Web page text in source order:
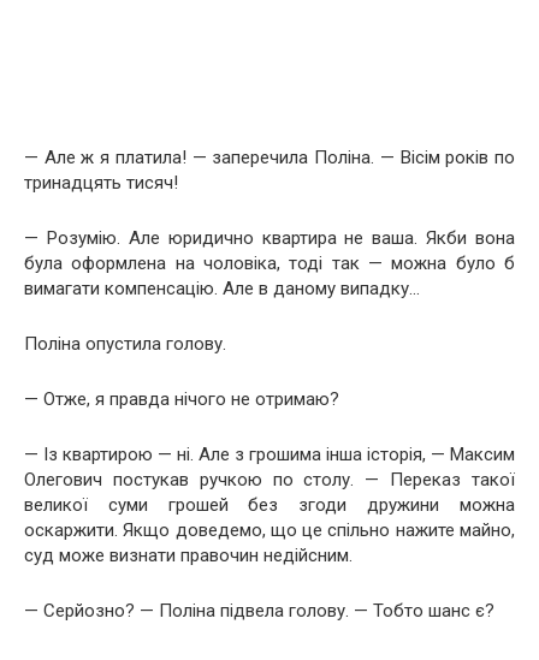
— Але ж я платила! — заперечила Поліна. — Вісім років по
тринадцять тисяч!
— Розумію. Але юридично квартира не ваша. Якби вона
була оформлена на чоловіка, тоді так — можна було б
вимагати компенсацію. Але в даному випадку…
Поліна опустила голову.
— Отже, я правда нічого не отримаю?
— Із квартирою — ні. Але з грошима інша історія, — Максим
Олегович постукав ручкою по столу. — Переказ такої
великої суми грошей без згоди дружини можна
оскаржити. Якщо доведемо, що це спільно нажите майно,
суд може визнати правочин недійсним.
— Серйозно? — Поліна підвела голову. — Тобто шанс є?